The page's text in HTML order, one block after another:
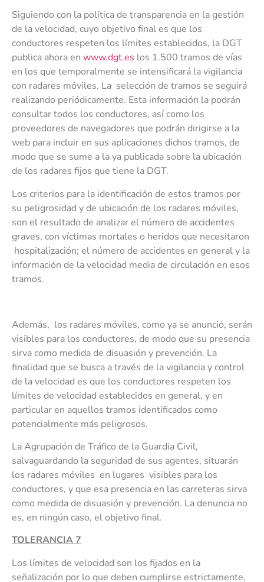
Siguiendo con la política de transparencia en la gestión
de la velocidad, cuyo objetivo final es que los
conductores respeten los límites establecidos, la DGT
publica ahora en www.dgt.es los 1.500 tramos de vías
en los que temporalmente se intensificará la vigilancia
con radares móviles. La selección de tramos se seguirá
realizando periódicamente. Esta información la podrán
consultar todos los conductores, así como los
proveedores de navegadores que podrán dirigirse a la
web para incluir en sus aplicaciones dichos tramos, de
modo que se sume a la ya publicada sobre la ubicación
de los radares fijos que tiene la DGT.
Los criterios para la identificación de estos tramos por
su peligrosidad y de ubicación de los radares móviles,
son el resultado de analizar el número de accidentes
graves, con víctimas mortales o heridos que necesitaron
hospitalización; el número de accidentes en general y la
información de la velocidad media de circulación en esos
tramos.
Además, los radares móviles, como ya se anunció, serán
visibles para los conductores, de modo que su presencia
sirva como medida de disuasión y prevención. La
finalidad que se busca a través de la vigilancia y control
de la velocidad es que los conductores respeten los
límites de velocidad establecidos en general, y en
particular en aquellos tramos identificados como
potencialmente más peligrosos.
La Agrupación de Tráfico de la Guardia Civil,
salvaguardando la seguridad de sus agentes, situarán
los radares móviles en lugares visibles para los
conductores, y que esa presencia en las carreteras sirva
como medida de disuasión y prevención. La denuncia no
es, en ningún caso, el objetivo final.
TOLERANCIA 7
Los límites de velocidad son los fijados en la
señalización por lo que deben cumplirse estrictamente,